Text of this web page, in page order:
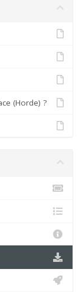
(Horde) ?